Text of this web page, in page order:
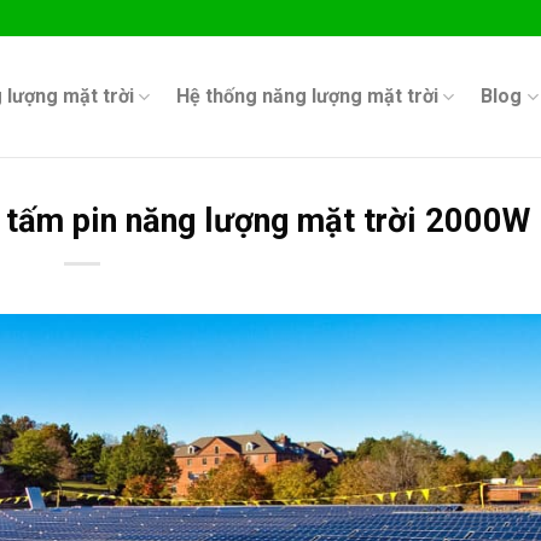
lượng mặt trời Hệ thống năng lượng mặt trời Blog
pin năng lượng mặt trời 2000W